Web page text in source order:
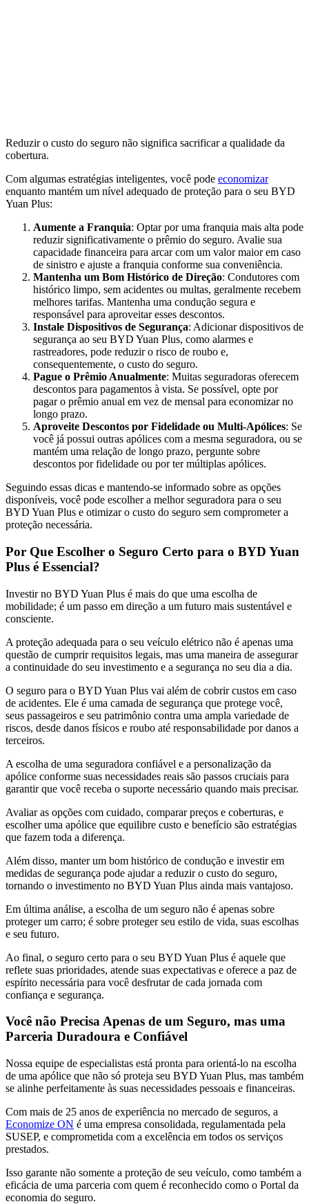
Reduzir o custo do seguro não significa sacrificar a qualidade da
cobertura.
Com algumas estratégias inteligentes, você pode economizar
enquanto mantém um nível adequado de proteção para o seu BYD
Yuan Plus:
Aumente a Franquia: Optar por uma franquia mais alta pode
reduzir significativamente o prêmio do seguro. Avalie sua
capacidade financeira para arcar com um valor maior em caso
de sinistro e ajuste a franquia conforme sua conveniência.
Mantenha um Bom Histórico de Direção: Condutores com
histórico limpo, sem acidentes ou multas, geralmente recebem
melhores tarifas. Mantenha uma condução segura e
responsável para aproveitar esses descontos.
Instale Dispositivos de Segurança: Adicionar dispositivos de
segurança ao seu BYD Yuan Plus, como alarmes e
rastreadores, pode reduzir o risco de roubo e,
consequentemente, o custo do seguro.
Pague o Prêmio Anualmente: Muitas seguradoras oferecem
descontos para pagamentos à vista. Se possível, opte por
pagar o prêmio anual em vez de mensal para economizar no
longo prazo.
Aproveite Descontos por Fidelidade ou Multi-Apólices: Se
você já possui outras apólices com a mesma seguradora, ou se
mantém uma relação de longo prazo, pergunte sobre
descontos por fidelidade ou por ter múltiplas apólices.
Seguindo essas dicas e mantendo-se informado sobre as opções
disponíveis, você pode escolher a melhor seguradora para o seu
BYD Yuan Plus e otimizar o custo do seguro sem comprometer a
proteção necessária.
Por Que Escolher o Seguro Certo para o BYD Yuan
Plus é Essencial?
Investir no BYD Yuan Plus é mais do que uma escolha de
mobilidade; é um passo em direção a um futuro mais sustentável e
consciente.
A proteção adequada para o seu veículo elétrico não é apenas uma
questão de cumprir requisitos legais, mas uma maneira de assegurar
a continuidade do seu investimento e a segurança no seu dia a dia.
O seguro para o BYD Yuan Plus vai além de cobrir custos em caso
de acidentes. Ele é uma camada de segurança que protege você,
seus passageiros e seu patrimônio contra uma ampla variedade de
riscos, desde danos físicos e roubo até responsabilidade por danos a
terceiros.
A escolha de uma seguradora confiável e a personalização da
apólice conforme suas necessidades reais são passos cruciais para
garantir que você receba o suporte necessário quando mais precisar.
Avaliar as opções com cuidado, comparar preços e coberturas, e
escolher uma apólice que equilibre custo e benefício são estratégias
que fazem toda a diferença.
Além disso, manter um bom histórico de condução e investir em
medidas de segurança pode ajudar a reduzir o custo do seguro,
tornando o investimento no BYD Yuan Plus ainda mais vantajoso.
Em última análise, a escolha de um seguro não é apenas sobre
proteger um carro; é sobre proteger seu estilo de vida, suas escolhas
e seu futuro.
Ao final, o seguro certo para o seu BYD Yuan Plus é aquele que
reflete suas prioridades, atende suas expectativas e oferece a paz de
espírito necessária para você desfrutar de cada jornada com
confiança e segurança.
Você não Precisa Apenas de um Seguro, mas uma
Parceria Duradoura e Confiável
Nossa equipe de especialistas está pronta para orientá-lo na escolha
de uma apólice que não só proteja seu BYD Yuan Plus, mas também
se alinhe perfeitamente às suas necessidades pessoais e financeiras.
Com mais de 25 anos de experiência no mercado de seguros, a
Economize ON é uma empresa consolidada, regulamentada pela
SUSEP, e comprometida com a excelência em todos os serviços
prestados.
Isso garante não somente a proteção de seu veículo, como também a
eficácia de uma parceria com quem é reconhecido como o Portal da
economia do seguro.